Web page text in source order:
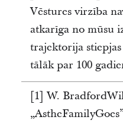
Vēstures virzība
atkarīga no mūsu
trajektorija
tālāk par 100
[1] W.